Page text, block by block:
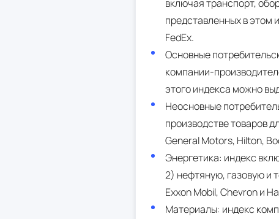
включая транспорт,
представленных в этом
FedEx.
Основные
компании-
этого индекса можно
Неосновные
производстве товаров
General Motors, Hilton,
Энергетика: индекс
2) нефтяную, газовую и
Exxon Mobil, Chevron и
Материалы: индекс